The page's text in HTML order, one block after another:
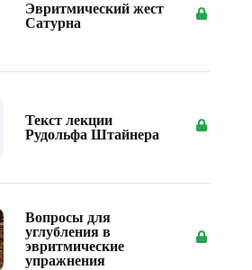
Эвритмический жест
Сатурна
Текст лекции
Рудольфа Штайнера
Вопросы для
углубления в
эвритмические
упражнения